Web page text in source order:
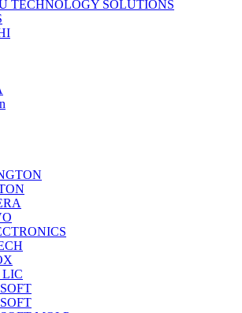
TECHNOLOGY SOLUTIONS
LIC